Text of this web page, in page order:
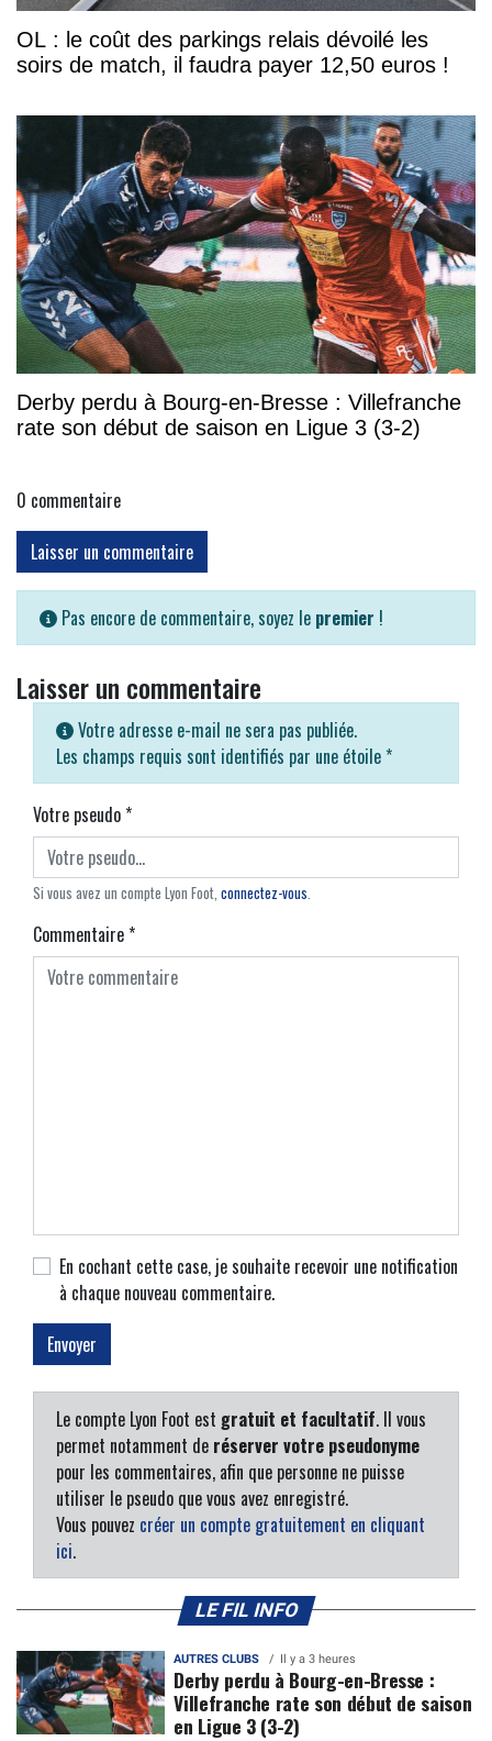
OL : le coût des parkings relais dévoilé les
soirs de match, il faudra payer 12,50 euros !
Derby perdu à Bourg-en-Bresse : Villefranche
rate son début de saison en Ligue 3 (3-2)
0 commentaire
Laisser un commentaire
Pas encore de commentaire, soyez le premier !
Laisser un commentaire
Votre adresse e-mail ne sera pas publiée.
Les champs requis sont identifiés par une étoile *
Votre pseudo*
Si vous avez un compte Lyon Foot, connectez-vous
Commentaire*
En cochant cette case, je souhaite recevoir une notification
à chaque nouveau commentaire.
Le compte Lyon Foot est gratuit et facultatif. Il vous
permet notamment de réserver votre pseudonyme
pour les commentaires, afin que personne ne puisse
utiliser le pseudo que vous avez enregistré.
Vous pouvez créer un compte gratuitement en cliquant
ici.
LE FIL INFO
AUTRES CLUBS Il y a 3 heures
Derby perdu à Bourg-en-Bresse :
Villefranche rate son début de saison
en Ligue 3 (3-2)